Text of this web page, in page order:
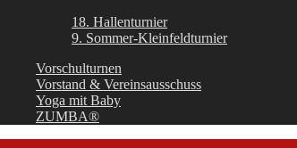
18. Hallenturnier
9. Sommer-Kleinfeldturnier
Vorschulturnen
Vorstand & Vereinsausschuss
Yoga mit Baby
ZUMBA®